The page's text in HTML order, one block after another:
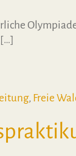
, Freie